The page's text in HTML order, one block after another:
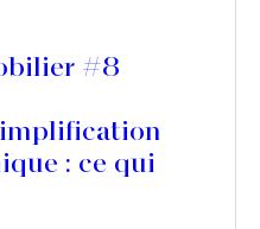
#8
: ce qui